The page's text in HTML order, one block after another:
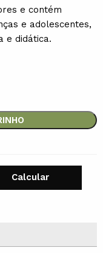
e contém
e adolescentes,
e didática.